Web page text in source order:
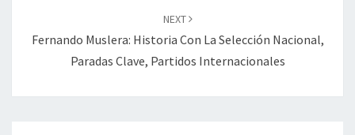
NEXT
Fernando Muslera: Historia Con La Selección Nacional,
Paradas Clave, Partidos Internacionales